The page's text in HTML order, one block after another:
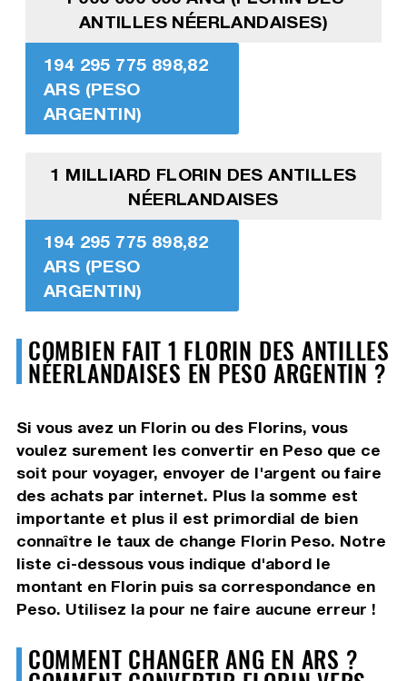
ANTILLES NÉERLANDAISES)
194 295 775 898,82
ARS (PESO
ARGENTIN)
1 MILLIARD FLORIN DES ANTILLES
NÉERLANDAISES
194 295 775 898,82
ARS (PESO
ARGENTIN)
COMBIEN FAIT 1 FLORIN DES ANTILLES
NÉERLANDAISES EN PESO ARGENTIN ?
Si vous avez un Florin ou des Florins, vous
voulez surement les convertir en Peso que ce
soit pour voyager, envoyer de l'argent ou faire
des achats par internet. Plus la somme est
importante et plus il est primordial de bien
connaître le taux de change Florin Peso. Notre
liste ci-dessous vous indique d'abord le
montant en Florin puis sa correspondance en
Peso. Utilisez la pour ne faire aucune erreur !
COMMENT CHANGER ANG EN ARS ?